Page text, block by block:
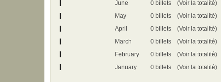
June
0 billets
(Voir la totalité)
May
0 billets
(Voir la totalité)
April
0 billets
(Voir la totalité)
March
0 billets
(Voir la totalité)
February
0 billets
(Voir la totalité)
January
0 billets (Voir la totalité)